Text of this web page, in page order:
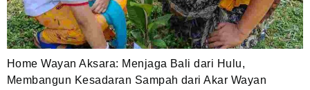
Home Wayan Aksara: Menjaga Bali dari Hulu,
Membangun Kesadaran Sampah dari Akar Wayan